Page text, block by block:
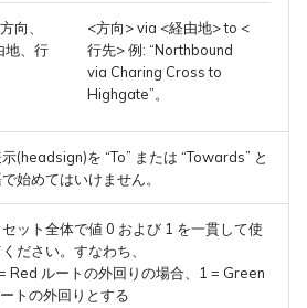
向、
地、行
<方向> via <経由地> to <
行先> 例: “Northbound
via Charing Cross to
Highgate”。
(headsign)を “To” または “Towards” と
始めてはいけません。
ット全体で値 0 および 1 を一貫して使
ださい。すなわち、
Red ルートの外回りの場合、1 = Green
トの外回りとする